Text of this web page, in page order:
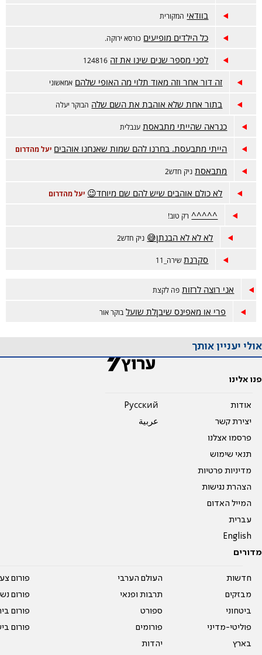
בוודאי המקורית
כל הילדים מופיעים כורסא ירוקה.
לפני מספר שנים שינו את זה 124816
זה דור אחר וזה מאוד תלוי מה האופי שלהם אמאשוני
בתור אחת שלא אוהבת את השם שלה הבוקר יעלה
כנראה שהייתי מתבאסת ענבלית
הייתי מתבעסת. בחרנו להם שמות שאנחנו אוהבים יעל מהדרום
מתבאסת ניק חדש2
לא כולם אוהבים שיש להם שם מיוחד😉 יעל מהדרום
^^^^^ רק טוב!
לא לא לא הבנתן😅 ניק חדש2
סקרנת שירה_11
אני רוצה לרזות פה לקצת
פרי או מאפינס שיבןלת שועל בוקר אור
אולי יעניין אותך
פנו אלינו
אודות
יצירת קשר
פרסמו אצלנו
תנאי שימוש
מדיניות פרטיות
הצהרת נגישות
המייל האדום
עברית
English
Pусский
عربية
מדורים
חדשות
מבזקים
ביטחוני
פוליטי-מדיני
בארץ
העולם הערבי
תרבות ופנאי
ספורט
פורומים
יהדות
פורום
פורום
פורום
פורום